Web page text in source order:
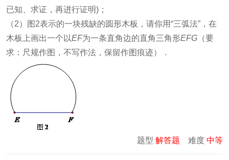
已知、求证，再进行证明)；
（2）图2表示的一块残缺的圆形木板，请你用“三弧法”，在
木板上画出一个以EF为一条直角边的直角三角形EFG （要
求：尺规作图，不写作法，保留作图痕迹）．
题型 解答题 难度 中等